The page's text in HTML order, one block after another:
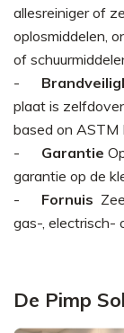
allesreiniger of
oplosmiddelen,
of
plaat is
based on ASTM
Garantie
garantie op de
Fornuis
gas-, electrisch-
De Pimp